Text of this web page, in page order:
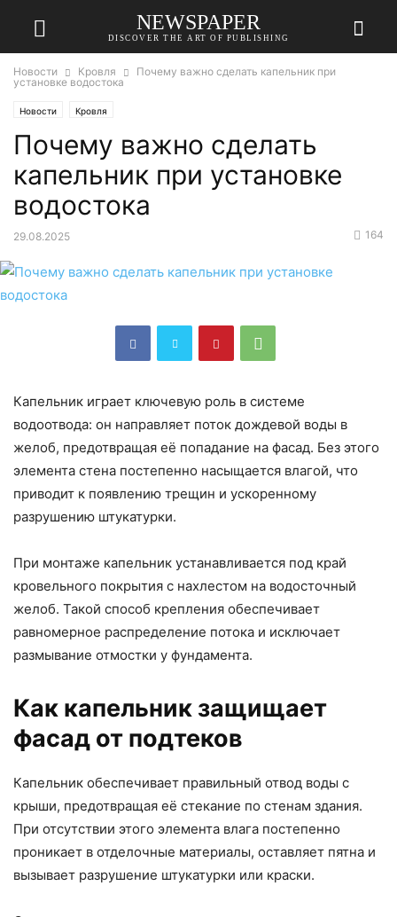
NEWSPAPER
DISCOVER THE ART OF PUBLISHING
Новости Кровля
Почему важно сделать капельник при
установке водостока
Новости Кровля
Почему важно сделать
капельник при установке
водостока
29.08.2025 164
Капельник играет ключевую роль в системе
водоотвода: он направляет поток дождевой воды в
желоб, предотвращая её попадание на фасад. Без этого
элемента стена постепенно насыщается влагой, что
приводит к появлению трещин и ускоренному
разрушению штукатурки.
При монтаже капельник устанавливается под край
кровельного покрытия с нахлестом на водосточный
желоб. Такой способ крепления обеспечивает
равномерное распределение потока и исключает
размывание отмостки у фундамента.
Как капельник защищает
фасад от подтеков
Капельник обеспечивает правильный отвод воды с
крыши, предотвращая её стекание по стенам здания.
При отсутствии этого элемента влага постепенно
проникает в отделочные материалы, оставляет пятна и
вызывает разрушение штукатурки или краски.